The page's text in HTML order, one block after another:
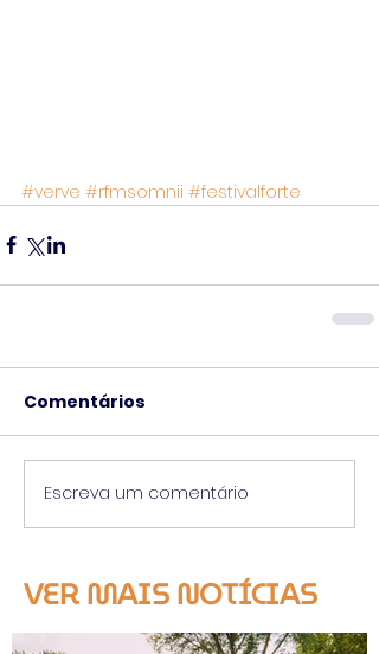
#verve #rfmsomnii #festivalforte
Comentários
Escreva um comentário
VER MAIS NOTÍCIAS